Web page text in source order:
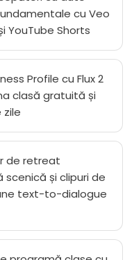
cu Veo
YouTube Shorts
Profile cu Flux 2
clasă gratuită și
de retreat
și clipuri de
text-to-dialogue